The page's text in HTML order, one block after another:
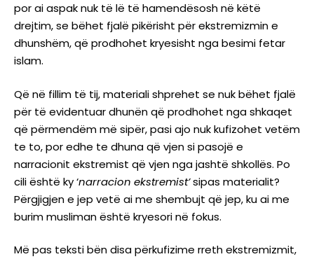
por ai aspak nuk të lë të hamendësosh në këtë
drejtim, se bëhet fjalë pikërisht për ekstremizmin e
dhunshëm, që prodhohet kryesisht nga besimi fetar
islam.
Që në fillim të tij, materiali shprehet se nuk bëhet fjalë
për të evidentuar dhunën që prodhohet nga shkaqet
që përmendëm më sipër, pasi ajo nuk kufizohet vetëm
te to, por edhe te dhuna që vjen si pasojë e
narracionit ekstremist që vjen nga jashtë shkollës. Po
cili është ky ‘narracion ekstremist’sipas materialit?
Përgjigjen e jep vetë ai me shembujt që jep, ku ai me
burim musliman është kryesori në fokus.
Më pas teksti bën disa përkufizime rreth ekstremizmit,